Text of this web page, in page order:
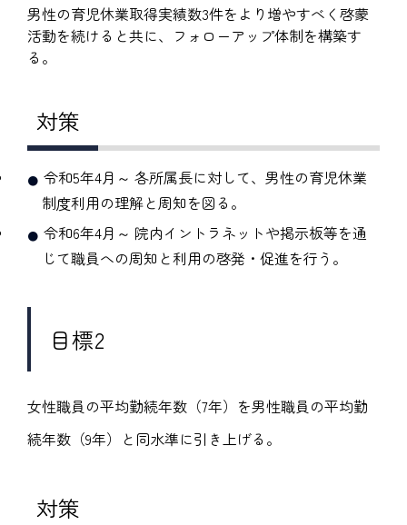
男性の育児休業取得実績数3件をより増やすべく啓蒙
活動を続けると共に、フォローアップ体制を構築す
る。
対策
令和5年4月～ 各所属長に対して、男性の育児休業
制度利用の理解と周知を図る。
令和6年4月～ 院内イントラネットや掲示板等を通
じて職員への周知と利用の啓発・促進を行う。
目標2
女性職員の平均勤続年数（7年）を男性職員の平均勤
続年数（9年）と同水準に引き上げる。
対策